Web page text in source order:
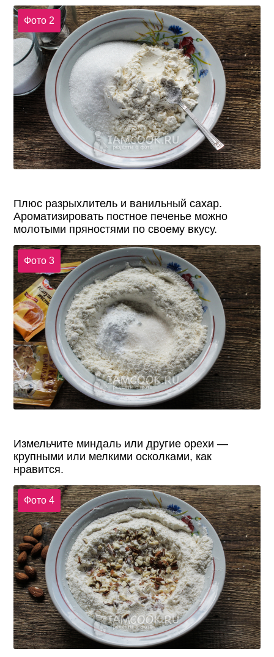
Фото 2
Плюс разрыхлитель и ванильный сахар.
Ароматизировать постное печенье можно
молотыми пряностями по своему вкусу.
Фото 3
Измельчите миндаль или другие орехи —
крупными или мелкими осколками, как
нравится.
Фото 4